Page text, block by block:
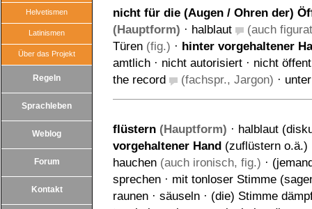
Helvetismen
Latinismen
Über das Projekt
Regeln
Sprachleben
Weblog
Forum
Kontakt
nicht für die (Augen / Ohren der)
(Hauptform) · halblaut
(auch
Türen (fig.) · hinter vorgehaltener
amtlich · nicht autorisiert · nicht
the record
(fachspr., Jargon) ·
flüstern (Hauptform) · halblaut
vorgehaltener Hand (zuflüstern o.ä.)
hauchen (auch ironisch, fig.) ·
sprechen · mit tonloser Stimme
raunen · säuseln · (die) Stimme